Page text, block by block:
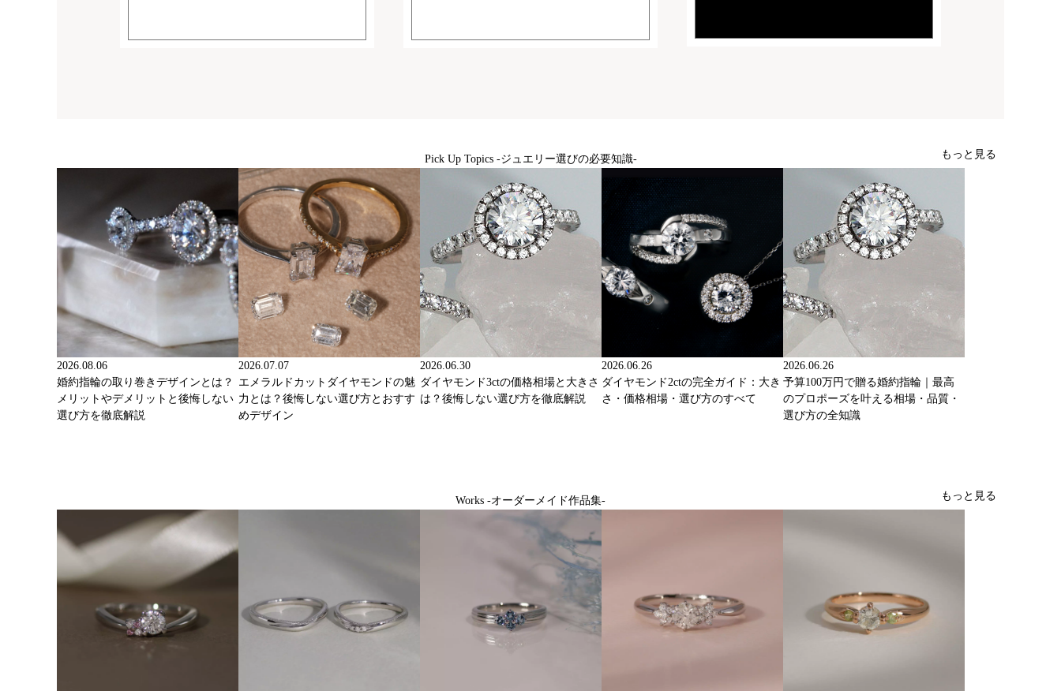
Pick Up Topics -ジュエリー選びの必要知識- もっと見る
2026.08.06
婚約指輪の取り巻きデザインとは？
メリットやデメリットと後悔しない
選び方を徹底解説
2026.07.07
エメラルドカットダイヤモンドの魅
力とは？後悔しない選び方とおすす
めデザイン
2026.06.30
ダイヤモンド3ctの価格相場と大きさ
は？後悔しない選び方を徹底解説
2026.06.26
ダイヤモンド2ctの完全ガイド：大き
さ・価格相場・選び方のすべて
2026.06.26
予算100万円で贈る婚約指輪｜最高
のプロポーズを叶える相場・品質・
選び方の全知識
Works -オーダーメイド作品集- もっと見る